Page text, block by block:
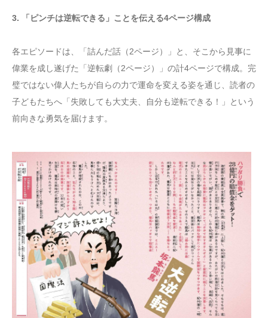
3. 「ピンチは逆転できる」ことを伝える4ページ構成
各エピソードは、「詰んだ話（2ページ）」と、そこから見事に
偉業を成し遂げた「逆転劇（2ページ）」の計4ページで構成。完
璧ではない偉人たちが自らの力で運命を変える姿を通じ、読者の
子どもたちへ「失敗しても大丈夫、自分も逆転できる！」という
前向きな勇気を届けます。